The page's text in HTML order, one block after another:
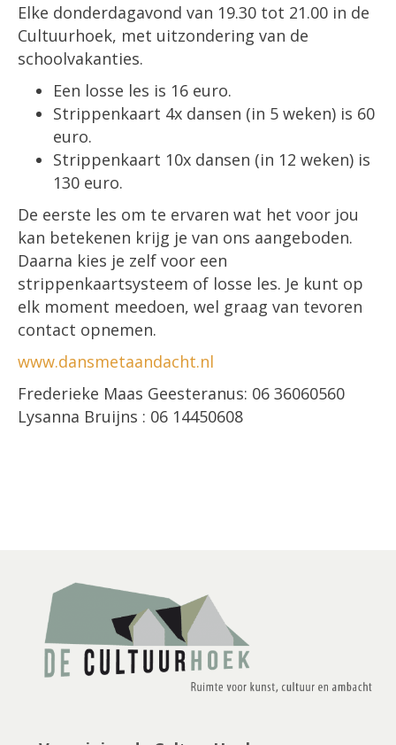
Elke donderdagavond van 19.30 tot 21.00 in de
Cultuurhoek, met uitzondering van de
schoolvakanties.
Een losse les is 16 euro.
Strippenkaart 4x dansen (in 5 weken) is 60
euro.
Strippenkaart 10x dansen (in 12 weken) is
130 euro.
De eerste les om te ervaren wat het voor jou
kan betekenen krijg je van ons aangeboden.
Daarna kies je zelf voor een
strippenkaartsysteem of losse les. Je kunt op
elk moment meedoen, wel graag van tevoren
contact opnemen.
www.dansmetaandacht.nl
Frederieke Maas Geesteranus: 06 36060560
Lysanna Bruijns : 06 14450608